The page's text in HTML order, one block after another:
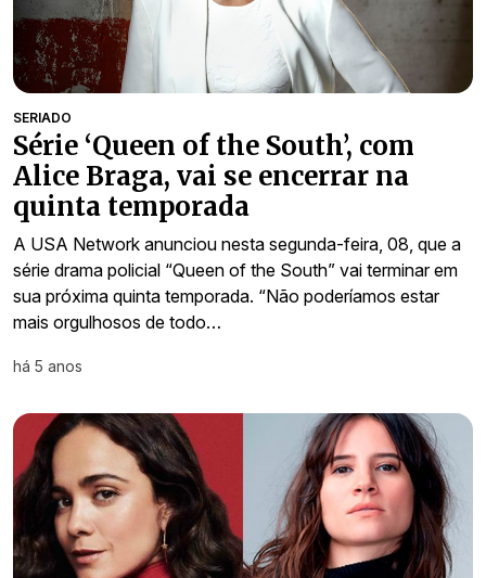
SERIADO
Série ‘Queen of the South’, com
Alice Braga, vai se encerrar na
quinta temporada
A USA Network anunciou nesta segunda-feira, 08, que a
série drama policial “Queen of the South” vai terminar em
sua próxima quinta temporada. “Não poderíamos estar
mais orgulhosos de todo…
há 5 anos